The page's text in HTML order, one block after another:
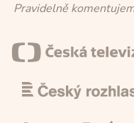
Pravidelně